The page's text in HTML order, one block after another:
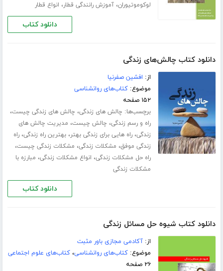
لوکوموتیوران،آموزش رانندگی قطار، انواع قطار
دانلود کتاب
دانلود کتاب چالش‌های زندگی
از: افشین صفرنیا
موضوع:کتاب‌های روانشناسی
۱۵۲ صفحه
برچسب‌ها: چالش های زندگی، چالش های زندگی چیست،
راه و رسم زندگی، چالش چیست، مدیریت چالش های
زندگی،راه هایی برای زندگی بهتر،بهترین راه زندگی،راه
زندگی موفق، مشکلات زندگی، مشکلات زندگی چیست،
راه حل مشکلات زندگی، انواع مشکلات زندگی، مبارزه با
مشکلات زندگی
دانلود کتاب
دانلود کتاب شیوه حل مسائل زندگی
از:آکادمی مجازی باور مثبت
موضوع:کتاب‌های روانشناسی،کتاب‌های علوم اجتماعی
۲۶ صفحه